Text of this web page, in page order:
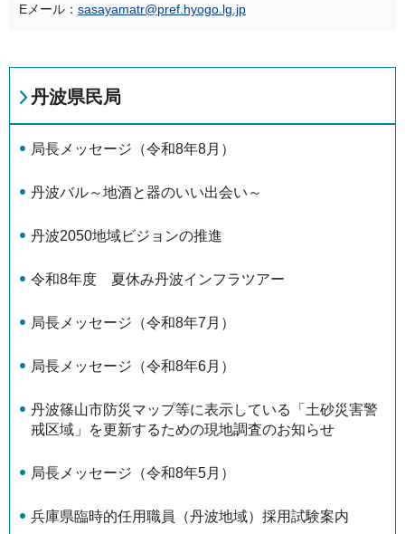
Eメール： sasayamatr@pref.hyogo.lg.jp
丹波県民局
局長メッセージ（令和8年8月）
丹波バル～地酒と器のいい出会い～
丹波2050地域ビジョンの推進
令和8年度 夏休み丹波インフラツアー
局長メッセージ（令和8年7月）
局長メッセージ（令和8年6月）
丹波篠山市防災マップ等に表示している「土砂災害警
戒区域」を更新するための現地調査のお知らせ
局長メッセージ（令和8年5月）
兵庫県臨時的任用職員（丹波地域）採用試験案内